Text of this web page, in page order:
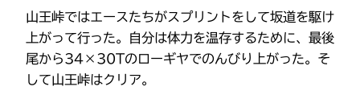
山王峠ではエースたちがスプリントをして坂道を駆け
上がって行った。自分は体力を温存するために、最後
尾から34×30Tのローギヤでのんびり上がった。そ
して山王峠はクリア。